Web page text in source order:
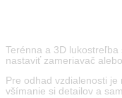
Terénna a 3D
nastaviť zameriavač
Pre odhad vzdialenosti
všímanie si detailov a